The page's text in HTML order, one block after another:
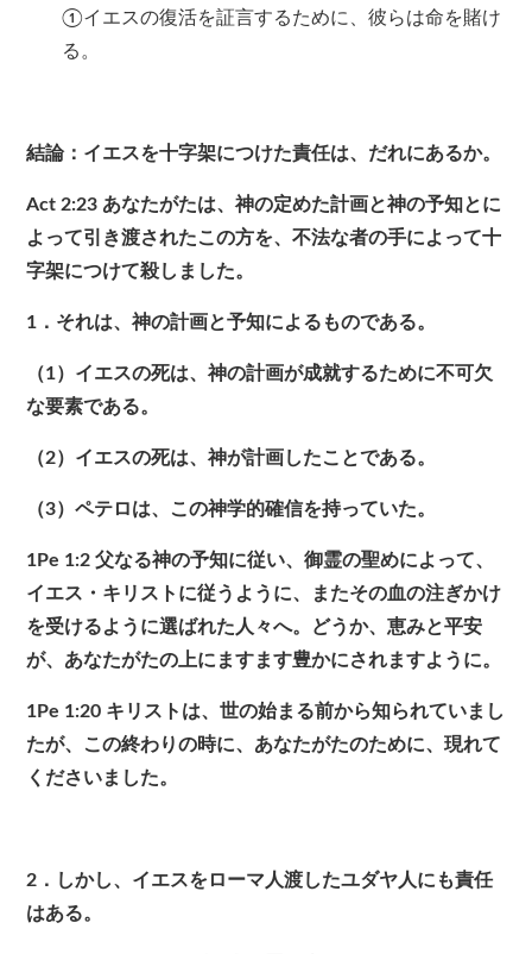
①イエスの復活を証言するために、彼らは命を賭け
る。
結論：イエスを十字架につけた責任は、だれにあるか。
Act 2:23 あなたがたは、神の定めた計画と神の予知とに
よって引き渡されたこの方を、不法な者の手によって十
字架につけて殺しました。
1．それは、神の計画と予知によるものである。
（1）イエスの死は、神の計画が成就するために不可欠
な要素である。
（2）イエスの死は、神が計画したことである。
（3）ペテロは、この神学的確信を持っていた。
1Pe 1:2父なる神の予知に従い、御霊の聖めによって、
イエス・キリストに従うように、またその血の注ぎかけ
を受けるように選ばれた人々へ。どうか、恵みと平安
が、あなたがたの上にますます豊かにされますように。
1Pe 1:20 キリストは、世の始まる前から知られていまし
たが、この終わりの時に、あなたがたのために、現れて
くださいました。
2．しかし、イエスをローマ人渡したユダヤ人にも責任
はある。